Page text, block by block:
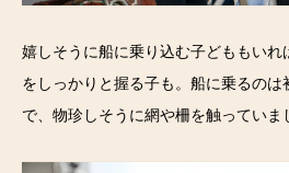
嬉しそうに船に乗り込む子どももい
をしっかりと握る子も。船に乗るの
で、物珍しそうに網や柵を触っていま